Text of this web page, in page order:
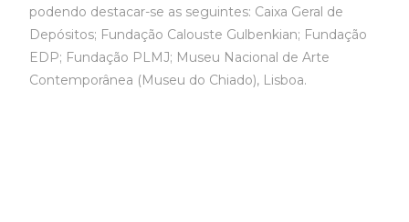
podendo destacar-se as seguintes: Caixa Geral de
Depósitos; Fundação Calouste Gulbenkian; Fundação
EDP; Fundação PLMJ; Museu Nacional de Arte
Contemporânea (Museu do Chiado), Lisboa.